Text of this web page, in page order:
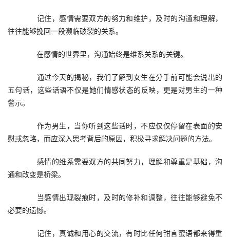
记住，感情需要双方的努力和维护，及时的沟通和理解，
往往能够挽回一段濒临破裂的关系。
在感情的世界里，沟通始终是维系关系的关键。
通过今天的揭秘，我们了解到女生在分手前可能会说出的
五句话，这些话语不仅是她们情感状态的反映，更是对男生的一种
警示。
作为男生，当你听到这些话时，不应仅仅停留在表面的安
慰或忽略，而应深入思考背后的原因，积极寻求解决问题的方法。
感情的维系需要双方的共同努力，理解和尊重是基础，沟
通和改变是桥梁。
当感情出现裂痕时，及时的修补和调整，往往能够避免不
必要的遗憾。
记住，真诚和用心的交流，有时比任何甜言蜜语都来得重